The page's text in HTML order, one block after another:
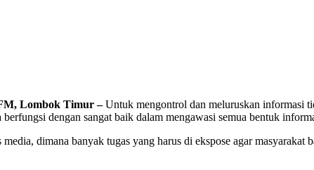
Lombok Timur –Untuk mengontrol dan meluruskan informasi
dengan sangat baik dalam mengawasi semua bentuk
dimana banyak tugas yang harus di ekspose agar